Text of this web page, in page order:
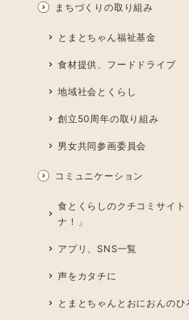
まちづくりの取り組み
とまとちゃん福祉基金
食材提供、フードドライブ
地域社会とくらし
創立50周年の取り組み
男女共同参画委員会
コミュニケーション
食とくらしのクチコミサイト
ナ！」
アプリ、SNS一覧
声をカタチに
とまとちゃんとおにおんのひ